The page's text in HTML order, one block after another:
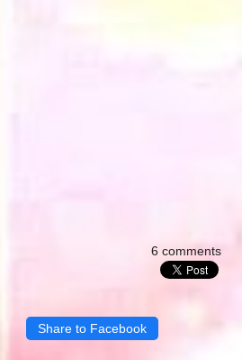
6 comments
Share to Facebook